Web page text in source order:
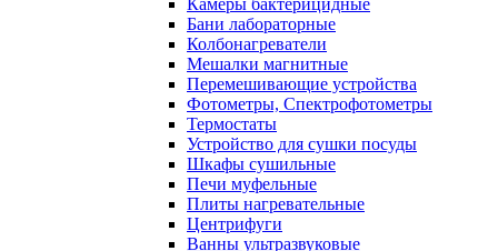
Камеры бактерицидные
Бани лабораторные
Колбонагреватели
Мешалки магнитные
Перемешивающие устройства
Фотометры, Спектрофотометры
Термостаты
Устройство для сушки посуды
Шкафы сушильные
Печи муфельные
Плиты нагревательные
Центрифуги
Ванны ультразвуковые